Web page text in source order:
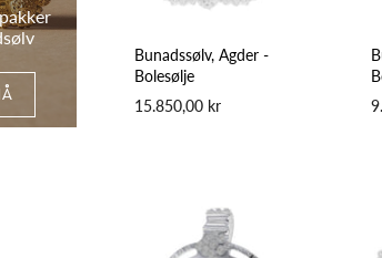
Bunadssølv, Agder -
Bolesølje
15.850,00 kr